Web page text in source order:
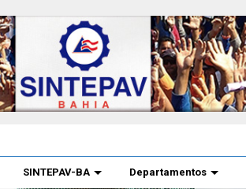
SINTEPAV-BA Departamentos